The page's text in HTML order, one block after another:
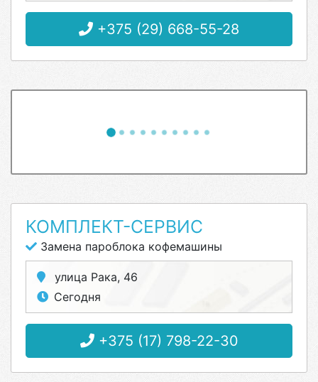
+375 (29) 668-55-28
КОМПЛЕКТ-СЕРВИС
Замена пароблока кофемашины
улица Рака, 46
Сегодня
+375 (17) 798-22-30